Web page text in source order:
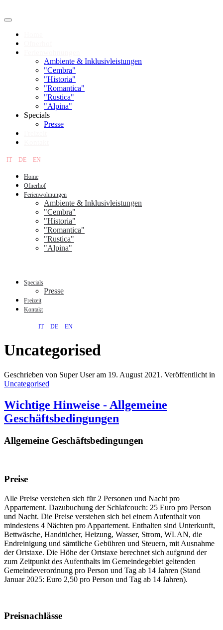
Ambiente & Inklusivleistungen
"Cembra"
"Historia"
"Romantica"
"Rustica"
"Alpina"
Specials
Presse
IT DE EN
Home
Ofnerhof
Ferienwohnungen
Ambiente & Inklusivleistungen
"Cembra"
"Historia"
"Romantica"
"Rustica"
"Alpina"
Specials
Presse
Freizeit
Kontakt
IT DE EN
Uncategorised
Geschrieben von Super User am 19. August 2021 . Veröffentlicht in
Uncategorised
Wichtige Hinweise - Allgemeine
Geschäftsbedingungen
Allgemeine Geschäftsbedingungen
Preise
Alle Preise verstehen sich für 2 Personen und Nacht pro
Appartement. Dazubuchung der Schlafcouch: 25 Euro pro Person
und Nacht. Die Preise verstehen sich bei einem Aufenthalt von
mindestens 4 Nächten pro Appartement. Enthalten sind Unterkunft,
Bettwäsche, Handtücher, Heizung, Wasser, Strom, WLAN, die
Endreinigung und sämtliche Gebühren und Steuern, mit Ausnahme
der Ortstaxe. Die Höhe der Ortstaxe berechnet sich aufgrund der
zum Zeitpunkt des Aufenthalts im Gemeindegebiet geltenden
Gemeindeverordnung pro Person und Tag ab 14 Jahren (Stand
Januar 2025: Euro 2,50 pro Person und Tag ab 14 Jahren).
Preisnachlässe